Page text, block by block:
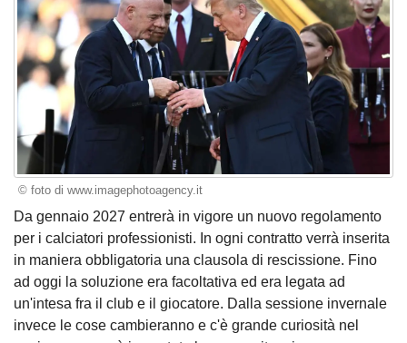
© foto di www.imagephotoagency.it
Da gennaio 2027 entrerà in vigore un nuovo regolamento
per i calciatori professionisti. In ogni contratto verrà inserita
in maniera obbligatoria una clausola di rescissione. Fino
ad oggi la soluzione era facoltativa ed era legata ad
un'intesa fra il club e il giocatore. Dalla sessione invernale
invece le cose cambieranno e c'è grande curiosità nel